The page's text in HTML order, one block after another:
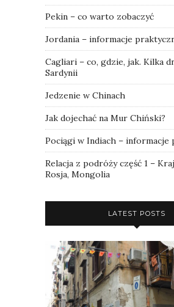
Pekin – co warto zobaczyć
Jordania – informacje
Cagliari – co, gdzie, jak. Kilka
Sardynii
Jedzenie w Chinach
Jak dojechać na Mur Chiński?
Pociągi w Indiach – informacje
Relacja z podróży część 1 –
Rosja, Mongolia
LATEST POSTS